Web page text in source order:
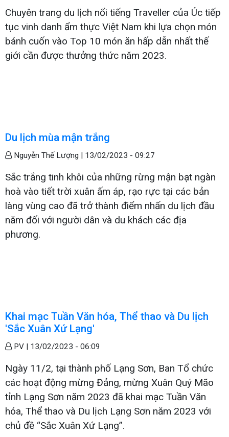
Chuyên trang du lịch nổi tiếng Traveller của Úc tiếp
tục vinh danh ẩm thực Việt Nam khi lựa chọn món
bánh cuốn vào Top 10 món ăn hấp dẫn nhất thế
giới cần được thưởng thức năm 2023.
Du lịch mùa mận trắng
Nguyễn Thế Lượng | 13/02/2023 - 09:27
Sắc trắng tinh khôi của những rừng mận bạt ngàn
hoà vào tiết trời xuân ấm áp, rạo rực tại các bản
làng vùng cao đã trở thành điểm nhấn du lịch đầu
năm đối với người dân và du khách các địa
phương.
Khai mạc Tuần Văn hóa, Thể thao và Du lịch
'Sắc Xuân Xứ Lạng'
PV | 13/02/2023 - 06:09
Ngày 11/2, tại thành phố Lạng Sơn, Ban Tổ chức
các hoạt động mừng Đảng, mừng Xuân Quý Mão
tỉnh Lạng Sơn năm 2023 đã khai mạc Tuần Văn
hóa, Thể thao và Du lịch Lạng Sơn năm 2023 với
chủ đề “Sắc Xuân Xứ Lạng”.